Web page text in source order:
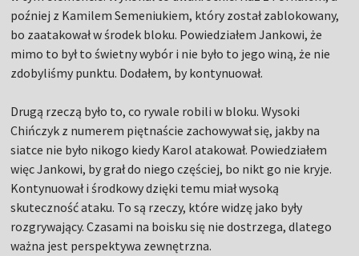
poźniej z Kamilem Semeniukiem, który został zablokowany,
bo zaatakował w środek bloku. Powiedziałem Jankowi, że
mimo to był to świetny wybór i nie było to jego winą, że nie
zdobyliśmy punktu. Dodałem, by kontynuował.
Drugą rzeczą było to, co rywale robili w bloku. Wysoki
Chińczyk z numerem piętnaście zachowywał się, jakby na
siatce nie było nikogo kiedy Karol atakował. Powiedziałem
więc Jankowi, by grał do niego częściej, bo nikt go nie kryje.
Kontynuował i środkowy dzięki temu miał wysoką
skuteczność ataku. To są rzeczy, które widzę jako były
rozgrywający. Czasami na boisku się nie dostrzega, dlatego
ważna jest perspektywa zewnętrzna.